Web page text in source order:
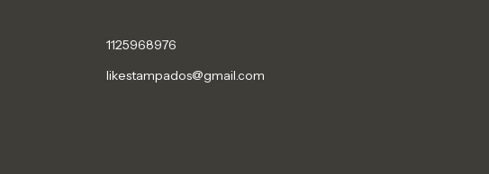
1125968976
likestampados@gmail.com